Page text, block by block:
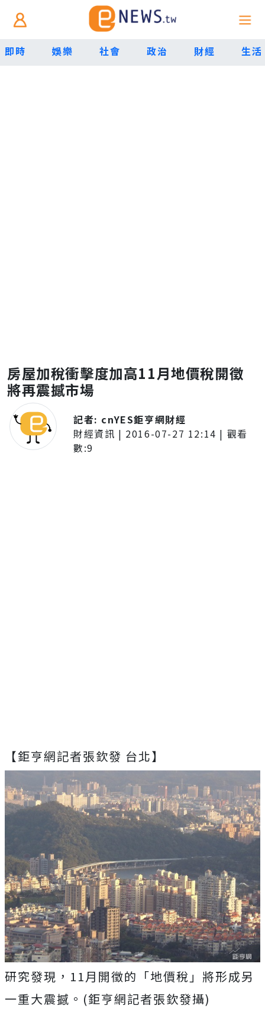
即時 娛樂 社會 政治 財經 生活
房屋加稅衝擊度加高11月地價稅開徵
將再震撼市場
記者: cnYES鉅亨網財經
財經資訊 | 2016-07-27 12:14 | 觀看
數:9
【鉅亨網記者張欽發 台北】
研究發現，11月開徵的「地價稅」將形成另
一重大震撼。(鉅亨網記者張欽發攝)